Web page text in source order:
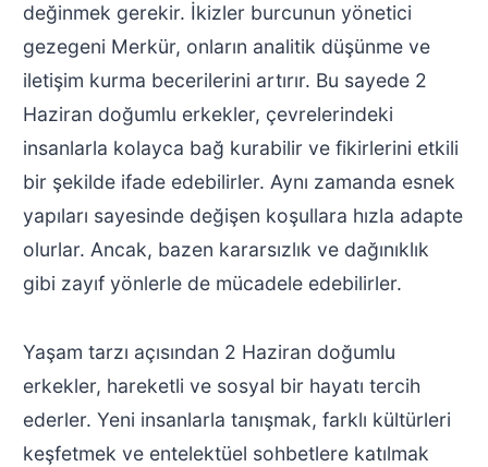
değinmek gerekir. İkizler burcunun yönetici
gezegeni Merkür, onların analitik düşünme ve
iletişim kurma becerilerini artırır. Bu sayede 2
Haziran doğumlu erkekler, çevrelerindeki
insanlarla kolayca bağ kurabilir ve fikirlerini etkili
bir şekilde ifade edebilirler. Aynı zamanda esnek
yapıları sayesinde değişen koşullara hızla adapte
olurlar. Ancak, bazen kararsızlık ve dağınıklık
gibi zayıf yönlerle de mücadele edebilirler.
Yaşam tarzı açısından 2 Haziran doğumlu
erkekler, hareketli ve sosyal bir hayatı tercih
ederler. Yeni insanlarla tanışmak, farklı kültürleri
keşfetmek ve entelektüel sohbetlere katılmak